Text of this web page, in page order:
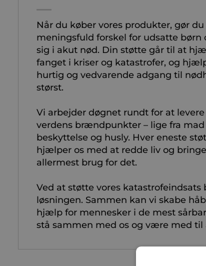
Når du køber vores produkter, gør
meningsfuld forskel for udsatte børn
sig i akut nød. Din støtte går til at
fanget i kriser og katastrofer, og
hurtig og vedvarende adgang til
størst.
Vi arbejder døgnet rundt for at
verdens brændpunkter – lige fra
beskyttelse og husly. Hver eneste
hjælper os med at redde liv og
allermest brug for det.
Ved at støtte vores
løsningen. Sammen kan vi skabe
hjælp for mennesker i de mest
stå sammen med os og være med til